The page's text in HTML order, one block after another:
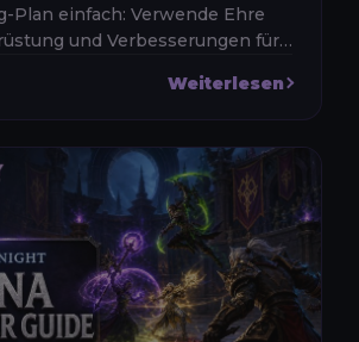
Plan einfach: Verwende Ehre
und Verbesserungen für
ungewertetes PvP Erob...
Weiterlesen